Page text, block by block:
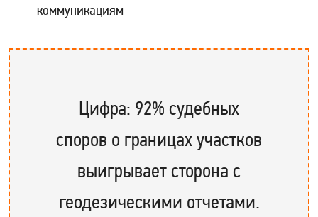
коммуникациям
Цифра: 92% судебных
споров о границах участков
выигрывает сторона с
геодезическими отчетами.